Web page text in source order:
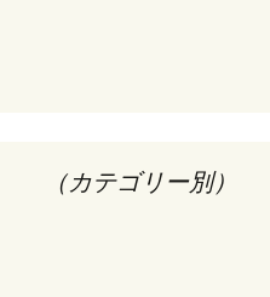
（カテゴリー別）